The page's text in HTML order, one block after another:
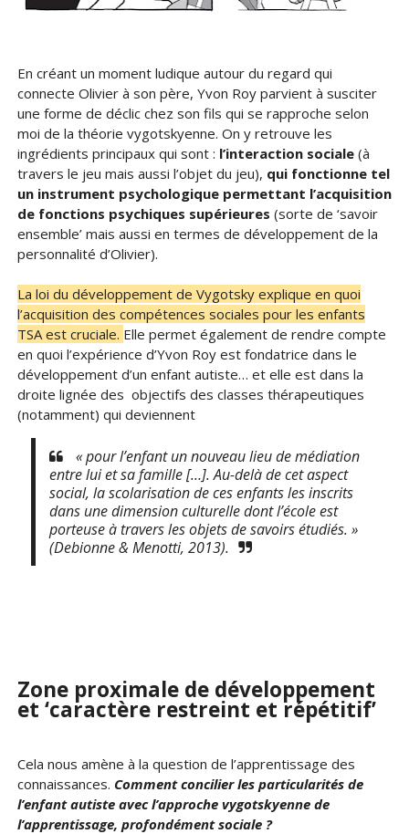
En créant un moment ludique autour du regard qui
connecte Olivier à son père, Yvon Roy parvient à susciter
une forme de déclic chez son fils qui se rapproche selon
moi de la théorie vygotskyenne. On y retrouve les
ingrédients principaux qui sont : l’interaction sociale (à
travers le jeu mais aussi l’objet du jeu), qui fonctionne tel
un instrument psychologique permettant l’acquisition
de fonctions psychiques supérieures (sorte de ‘savoir
ensemble’ mais aussi en termes de développement de la
personnalité d’Olivier).
La loi du développement de Vygotsky explique en quoi
l’acquisition des compétences sociales pour les enfants
TSA est cruciale. Elle permet également de rendre compte
en quoi l’expérience d’Yvon Roy est fondatrice dans le
développement d’un enfant autiste… et elle est dans la
droite lignée des objectifs des classes thérapeutiques
(notamment) qui deviennent
« pour l’enfant un nouveau lieu de médiation
entre lui et sa famille […]. Au-delà de cet aspect
social, la scolarisation de ces enfants les inscrits
dans une dimension culturelle dont l’école est
porteuse à travers les objets de savoirs étudiés. »
(Debionne & Menotti, 2013).
Zone proximale de développement
et ‘caractère restreint et répétitif’
Cela nous amène à la question de l’apprentissage des
connaissances. Comment concilier les particularités de
l’enfant autiste avec l’approche vygotskyenne de
l’apprentissage, profondément sociale ?